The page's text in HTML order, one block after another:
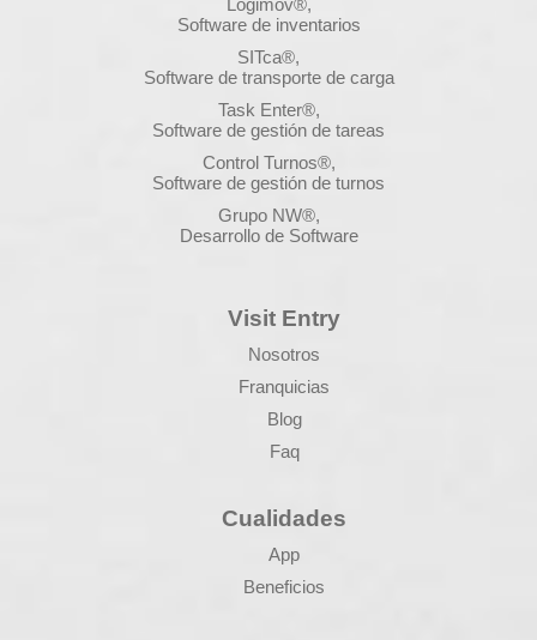
Software de inventarios
SITca®,
Software de transporte de carga
Task Enter®,
Software de gestión de tareas
Control Turnos®,
Software de gestión de turnos
Grupo NW®,
Desarrollo de Software
Visit Entry
Nosotros
Franquicias
Blog
Faq
Cualidades
App
Beneficios